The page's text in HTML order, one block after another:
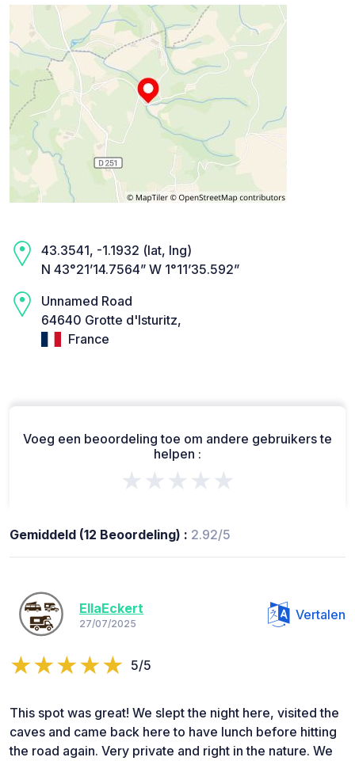
43.3541, -1.1932 (lat, lng)
N 43°21’14.7564” W 1°11’35.592”
Unnamed Road
64640 Grotte d'Isturitz,
France
Voeg een beoordeling toe om andere gebruikers te
helpen :
★★★★★
Gemiddeld (12 Beoordeling) : 2.92/5
EllaEckert
27/07/2025
Vertalen
5/5
This spot was great! We slept the night here, visited the
caves and came back here to have lunch before hitting
the road again. Very private and right in the nature. We